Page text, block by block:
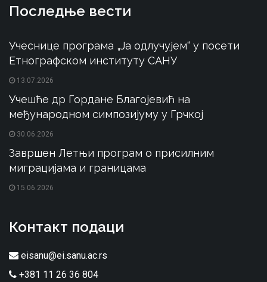
Последње вести
Учеснице програма „Ја одлучујем“ у посети
Етнографском институту САНУ
13.07.2026
Учешће др Гордане Благојевић на
међународном симпозијуму у Грчкој
30.06.2026
Завршен Летњи програм о присилним
миграцијама и границама
15.06.2026
Контакт подаци
eisanu@ei.sanu.ac.rs
+381 11 26 36 804